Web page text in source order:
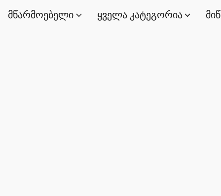
მწარმოებელი ყველა კატეგორია